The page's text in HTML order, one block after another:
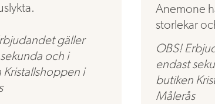
gäller
och i
Kristallshoppen i
Anemone
storlekar
OBS!
endast
butiken
Målerås